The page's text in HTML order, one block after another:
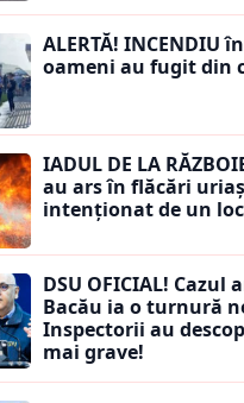
ALERTĂ! INCENDIU
oameni au fugit din
IADUL DE LA
au ars în flăcări
intenționat de un
DSU OFICIAL!
Bacău ia o turnură
Inspectorii au
mai grave!